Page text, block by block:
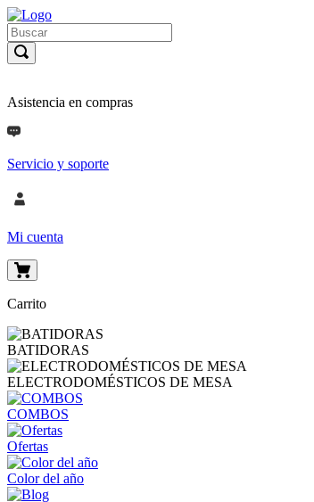
Asistencia en compras
Servicio y soporte
Mi cuenta
Carrito
BATIDORAS
ELECTRODOMÉSTICOS DE MESA
COMBOS
Ofertas
Color del año